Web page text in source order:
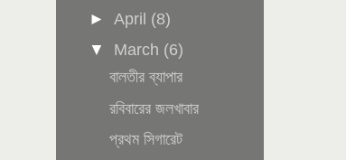
►April (8)
▼ March (6)
বালতীর ব্যাপার
রবিবারের জলখাবার
প্রথম সিগারেট